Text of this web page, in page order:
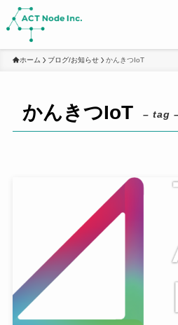
ホーム ブログ/お知らせ かんきつIoT
かんきつIoT – tag